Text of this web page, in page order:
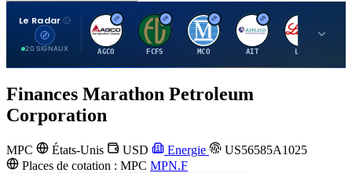
Le Radar
20 SIGNAUX
A
AGCO
F
FCFS
M
MCO
A
AIT
Finances Marathon Petroleum
Corporation
MPC États-Unis USD Energie
US56585A1025
Places de cotation : MPC MPN.F